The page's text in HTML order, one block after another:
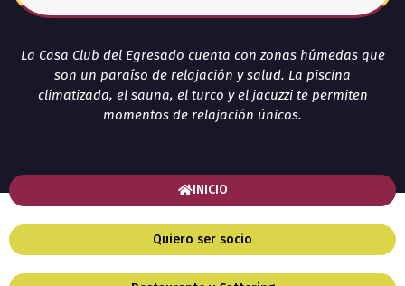
La Casa Club del Egresado cuenta con zonas húmedas que
son un paraíso de relajación y salud. La piscina
climatizada, el sauna, el turco y el jacuzzi te permiten
momentos de relajación únicos.
INICIO
Quiero ser socio